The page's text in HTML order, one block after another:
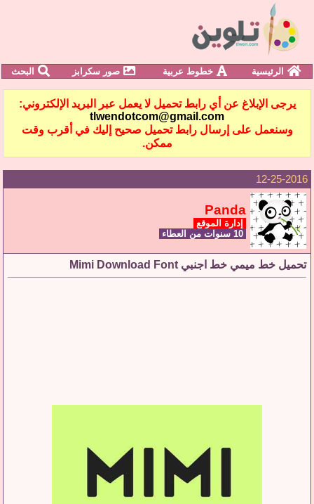
الرئيسية خطوط عربية صور سكرابز البحث
يرجى الإبلاغ عن أي رابط تحميل لا يعمل عبر البريد الإلكتروني:
tlwendotcom@gmail.com
وسنعمل على إرسال رابط تحميل صحيح إليك في أقرب وقت
ممكن.
12-25-2016
Panda
إدارة الموقع
تحميل خط ميمي خط اجنبي Mimi Download Font